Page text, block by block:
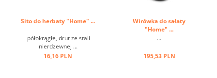
Sito do herbaty "Home" ...
półokrągłe, drut ze stali
nierdzewnej ...
16,16 PLN
Wirówka do sałaty
"Home" ...
...
195,53 PLN